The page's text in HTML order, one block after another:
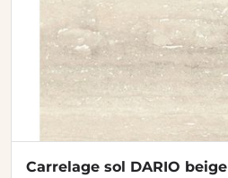
Carrelage sol DARIO beige